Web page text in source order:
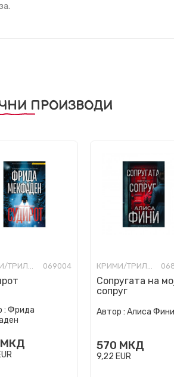
ПРОИЗВОДИ
КРИМИ/ТРИЛЕР 069004
: Фрида
МКД
КРИМИ/ТРИЛЕР
Сопругата на
сопруг
Автор : Алиса Фини
570 МКД
9,22 EUR